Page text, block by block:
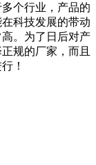
个行业，产品的
科技发展的带动
。为了日后对产
规的厂家，而且
！